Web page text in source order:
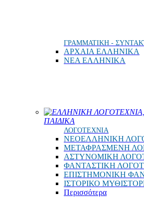
ΓΡΑΜΜΑΤΙΚΗ -
ΑΡΧΑΙΑ ΕΛΛΗΝΙΚΑ
ΝΕΑ ΕΛΛΗΝΙΚΑ
ΕΛΛΗΝΙΚΗ
ΠΑΙΔΙΚΑ
ΛΟΓΟΤΕΧΝΙΑ
ΝΕΟΕΛΛΗΝΙΚΗ
ΜΕΤΑΦΡΑΣΜΕΝΗ
ΑΣΤΥΝΟΜΙΚΗ
ΦΑΝΤΑΣΤΙΚΗ
ΕΠΙΣΤΗΜΟΝΙΚΗ
ΙΣΤΟΡΙΚΟ
Περισσότερα